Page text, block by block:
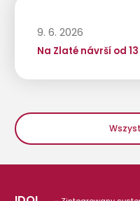
9. 6. 2026
Na Zlaté návrší od